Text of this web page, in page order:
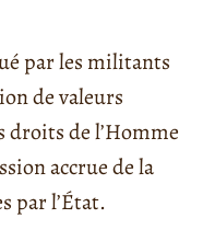
par les militants
de valeurs
droits de l’Homme
accrue de la
par l’État.